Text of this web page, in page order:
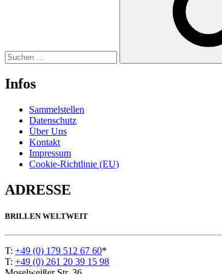
Infos
Sammelstellen
Datenschutz
Über Uns
Kontakt
Impressum
Cookie-Richtlinie (EU)
ADRESSE
BRILLEN WELTWEIT
T: +49 (0) 179 512 67 60*
T: +49 (0) 261 20 39 15 98